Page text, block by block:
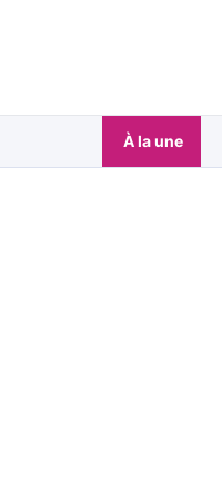
À la une